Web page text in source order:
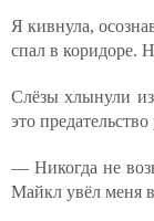
Я кивнула,
спал в коридоре.
Слёзы хлынули
это
— Никогда не
Майкл увёл меня